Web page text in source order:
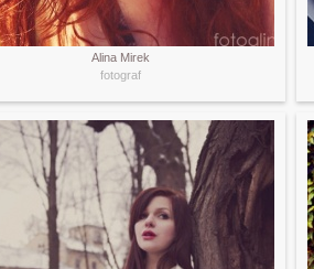
Alina Mirek
fotograf